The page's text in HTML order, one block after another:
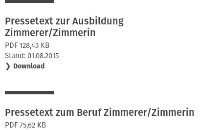
Pressetext zur Ausbildung
Zimmerer/Zimmerin
PDF 128,43 KB
Stand: 01.08.2015
❯ Download
Pressetext zum Beruf Zimmerer/Zimmerin
PDF 75,62 KB